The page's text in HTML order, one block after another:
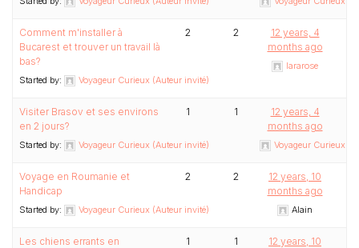
Comment m'installer à
Bucarest et trouver un travail là
bas?
Started by: Voyageur Curieux (Auteur invité)
2 2
12 years, 4
months ago
lararose
Visiter Brasov et ses environs
en 2 jours?
Started by: Voyageur Curieux (Auteur invité)
1 1
12 years, 4
months ago
Voyageur Curieux
Voyage en Roumanie et
Handicap
Started by: Voyageur Curieux (Auteur invité)
2 2
12 years, 10
months ago
Alain
Les chiens errants en
1 1
12 years, 10